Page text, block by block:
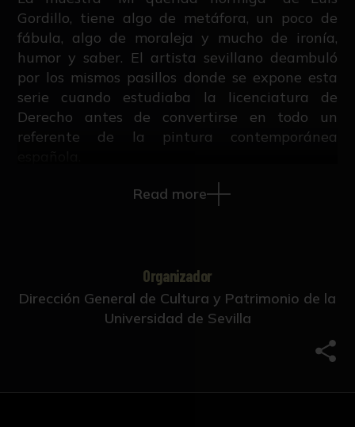
Gordillo, tiene algo de metáfora, un poco de
fábula, algo de moraleja y mucho de ironía,
humor y saber. El artista sevillano deambuló
por los mismos pasillos donde se expone esta
serie cuando estudiaba la licenciatura de
Derecho antes de convertirse en todo un
referente de la pintura contemporánea
Los modos de su producción: la repetición,
habilidades de su mundo creativo y nos hablan
de sus obsesiones y certezas, por eso la
relevancia de estos dieciséis monotipos de Mi
desvela su capacidad de trabajo cooperativo,
Read more
Organizador
Dirección General de Cultura y Patrimonio de la
Universidad de Sevilla